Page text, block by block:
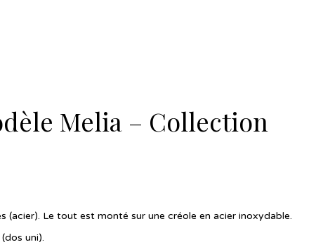
Melia – Collection
(acier). Le tout est monté sur une créole en acier inoxydable.
uni).